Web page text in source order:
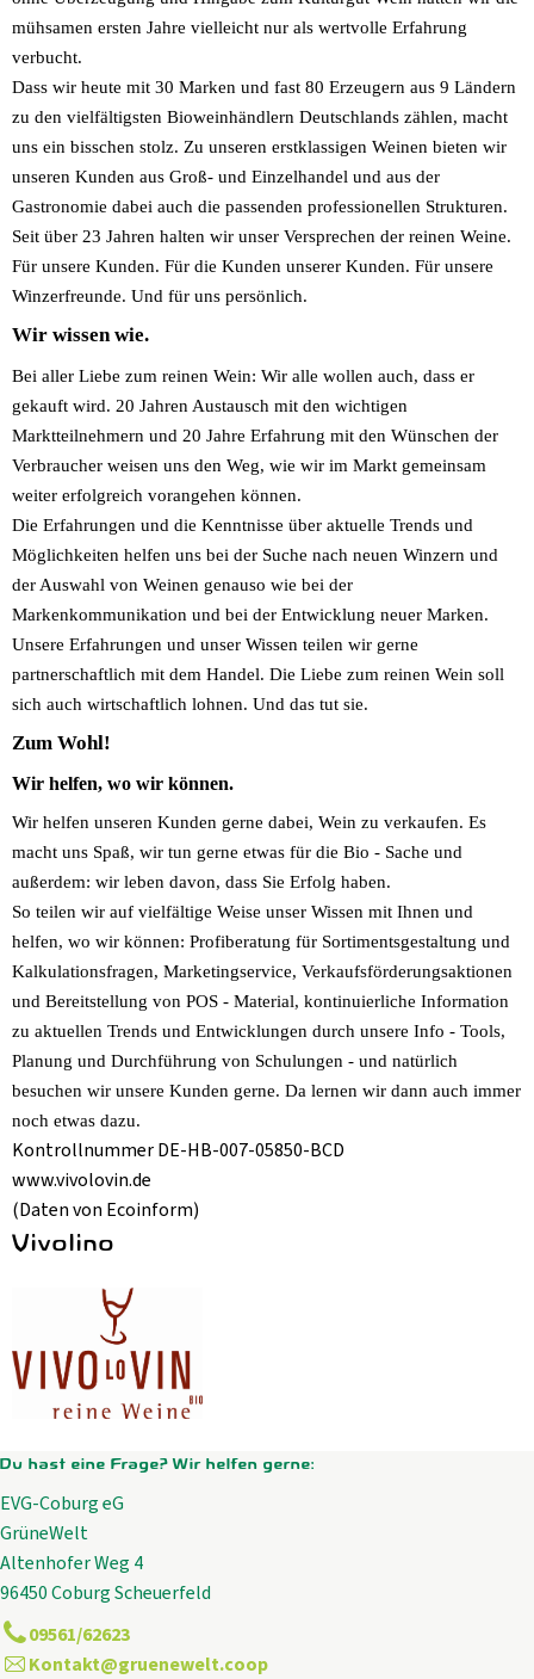
mühsamen ersten Jahre vielleicht nur als wertvolle Erfahrung
verbucht.
Dass wir heute mit 30 Marken und fast 80 Erzeugern aus 9 Ländern
zu den vielfältigsten Bioweinhändlern Deutschlands zählen, macht
uns ein bisschen stolz. Zu unseren erstklassigen Weinen bieten wir
unseren Kunden aus Groß- und Einzelhandel und aus der
Gastronomie dabei auch die passenden professionellen Strukturen.
Seit über 23 Jahren halten wir unser Versprechen der reinen Weine.
Für unsere Kunden. Für die Kunden unserer Kunden. Für unsere
Winzerfreunde. Und für uns persönlich.
Wir wissen wie.
Bei aller Liebe zum reinen Wein: Wir alle wollen auch, dass er
gekauft wird. 20 Jahren Austausch mit den wichtigen
Marktteilnehmern und 20 Jahre Erfahrung mit den Wünschen der
Verbraucher weisen uns den Weg, wie wir im Markt gemeinsam
weiter erfolgreich vorangehen können.
Die Erfahrungen und die Kenntnisse über aktuelle Trends und
Möglichkeiten helfen uns bei der Suche nach neuen Winzern und
der Auswahl von Weinen genauso wie bei der
Markenkommunikation und bei der Entwicklung neuer Marken.
Unsere Erfahrungen und unser Wissen teilen wir gerne
partnerschaftlich mit dem Handel. Die Liebe zum reinen Wein soll
sich auch wirtschaftlich lohnen. Und das tut sie.
Zum Wohl!
Wir helfen, wo wir können.
Wir helfen unseren Kunden gerne dabei, Wein zu verkaufen. Es
macht uns Spaß, wir tun gerne etwas für die Bio - Sache und
außerdem: wir leben davon, dass Sie Erfolg haben.
So teilen wir auf vielfältige Weise unser Wissen mit Ihnen und
helfen, wo wir können: Profiberatung für Sortimentsgestaltung und
Kalkulationsfragen, Marketingservice, Verkaufsförderungsaktionen
und Bereitstellung von POS - Material, kontinuierliche Information
zu aktuellen Trends und Entwicklungen durch unsere Info - Tools,
Planung und Durchführung von Schulungen - und natürlich
besuchen wir unsere Kunden gerne. Da lernen wir dann auch immer
noch etwas dazu.
Kontrollnummer DE-HB-007-05850-BCD
www.vivolovin.de
(Daten von Ecoinform)
Vivolino
Du hast eine Frage? Wir helfen gerne:
EVG-Coburg eG
GrüneWelt
Altenhofer Weg 4
96450 Coburg Scheuerfeld
09561/62623
Kontakt@gruenewelt.coop